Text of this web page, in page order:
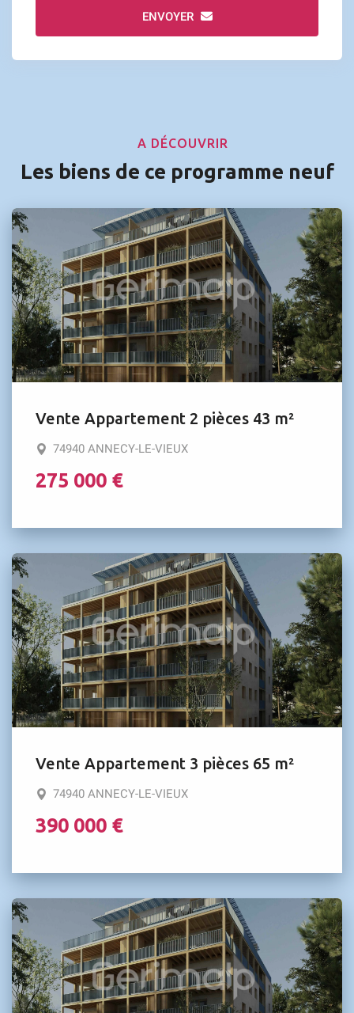
ENVOYER
A DÉCOUVRIR
Les biens de ce programme neuf
Vente Appartement 2 pièces 43 m²
74940 ANNECY-LE-VIEUX
275 000 €
Vente Appartement 3 pièces 65 m²
74940 ANNECY-LE-VIEUX
390 000 €